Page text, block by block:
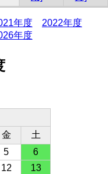
年度
2022年度
年度
金
土
5
6
12
13